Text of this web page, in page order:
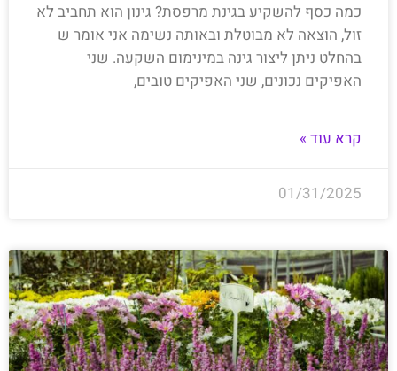
כמה כסף להשקיע בגינת מרפסת? גינון הוא תחביב לא
זול, הוצאה לא מבוטלת ובאותה נשימה אני אומר ש
בהחלט ניתן ליצור גינה במינימום השקעה. שני
האפיקים נכונים, שני האפיקים טובים,
קרא עוד »
01/31/2025